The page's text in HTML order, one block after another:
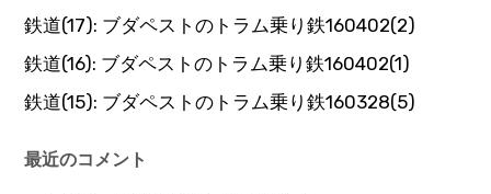
鉄道(17): ブダペストのトラム乗り鉄160402(2)
鉄道(16): ブダペストのトラム乗り鉄160402(1)
鉄道(15): ブダペストのトラム乗り鉄160328(5)
最近のコメント